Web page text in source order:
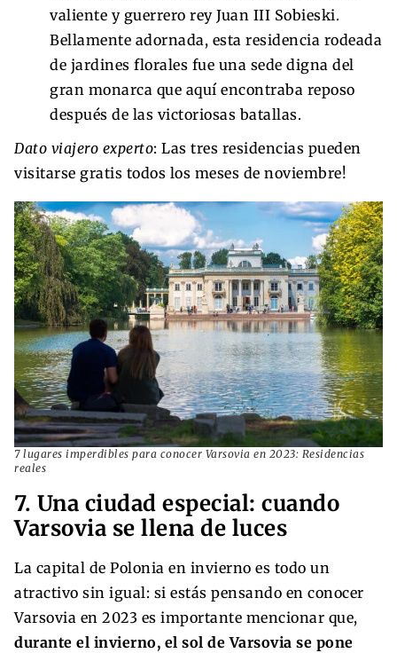
valiente y guerrero rey Juan III Sobieski.
Bellamente adornada, esta residencia rodeada
de jardines florales fue una sede digna del
gran monarca que aquí encontraba reposo
después de las victoriosas batallas.
Dato viajero experto: Las tres residencias pueden
visitarse gratis todos los meses de noviembre!
7 lugares imperdibles para conocer Varsovia en 2023: Residencias
reales
7. Una ciudad especial: cuando
Varsovia se llena de luces
La capital de Polonia en invierno es todo un
atractivo sin igual: si estás pensando en conocer
Varsovia en 2023 es importante mencionar que,
durante el invierno, el sol de Varsovia se pone